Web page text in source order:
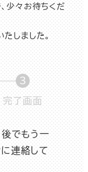
少々お待ちくだ
しました。
3
完了画面現
表
示
でもう一
連絡して